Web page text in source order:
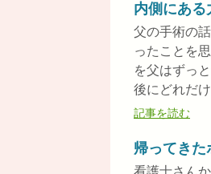
内側にある
父の手術の
ったことを
を父はずっ
後にどれだ
記事を読む
帰ってきた